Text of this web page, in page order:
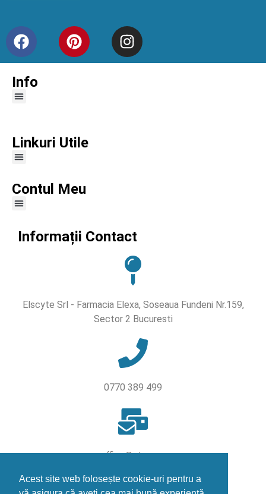
Info
Linkuri Utile
Contul Meu
Informații Contact
Elscyte Srl - Farmacia Elexa, Soseaua Fundeni Nr.159,
Sector 2 Bucuresti
0770 389 499
office@elexa.ro
Acest site web folosește cookie-uri pentru a